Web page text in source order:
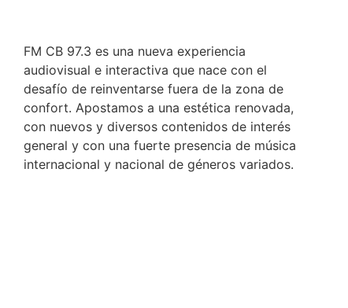
FM CB 97.3 es una nueva experiencia
audiovisual e interactiva que nace con el
desafío de reinventarse fuera de la zona de
confort. Apostamos a una estética renovada,
con nuevos y diversos contenidos de interés
general y con una fuerte presencia de música
internacional y nacional de géneros variados.